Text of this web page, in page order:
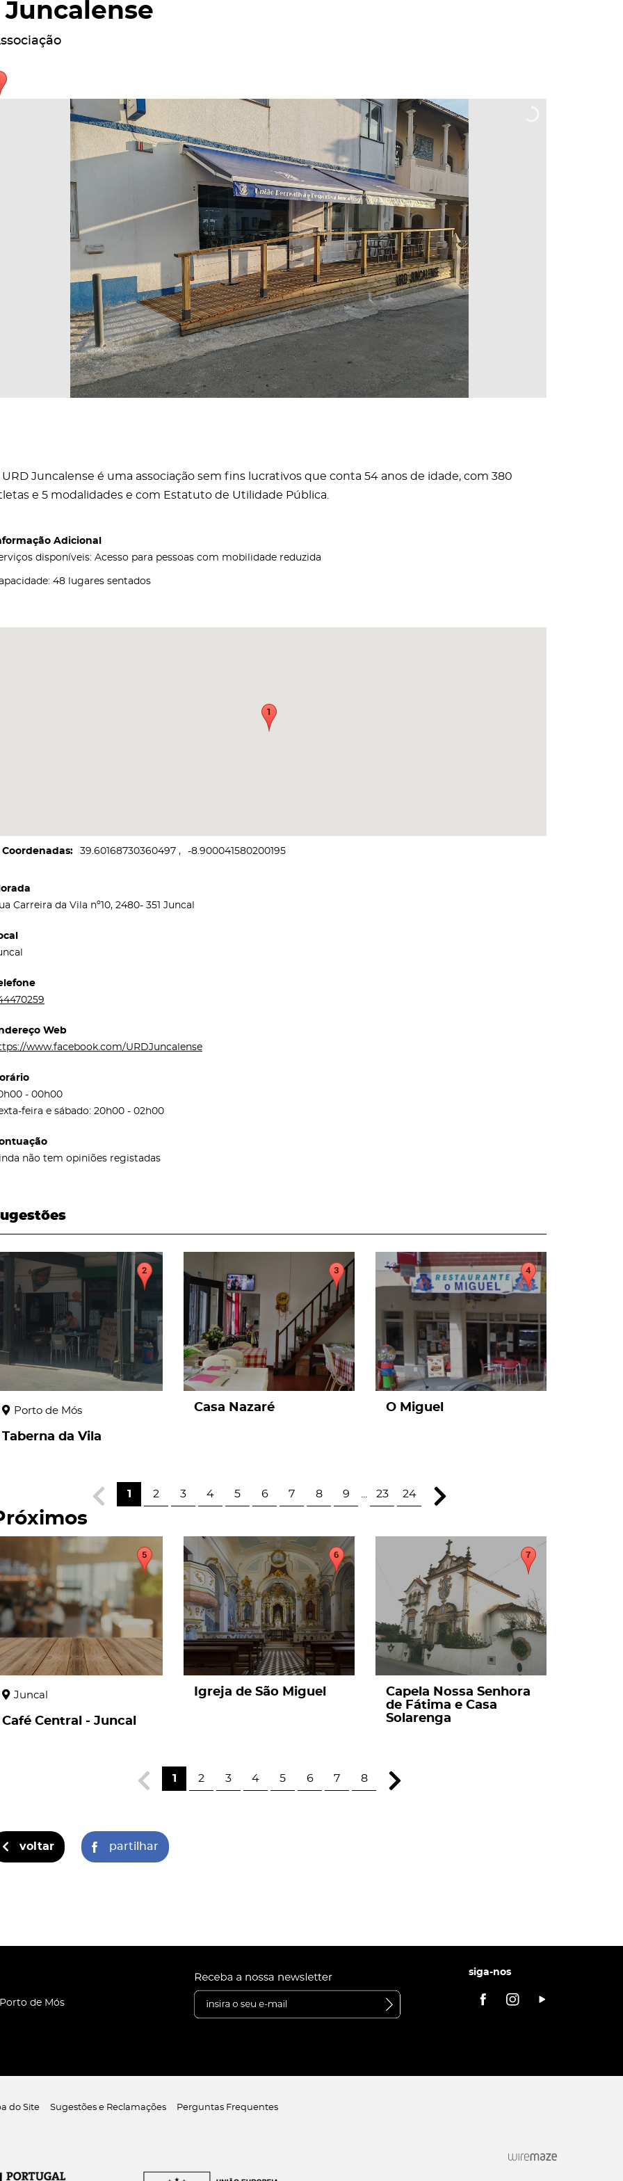
Juncalense
URD Juncalense é uma associação sem fins lucrativos que conta 54 anos de idade, com 380
e 5 modalidades e com Estatuto de Utilidade Pública.
Adicional
disponíveis: Acesso para pessoas com mobilidade reduzida
48 lugares sentados
Coordenadas 39.60168730360497 -8.900041580200195
Carreira da Vila nº10, 2480- 351 Juncal
Web
www.facebook.com/URDJuncalense
- 00h00
feira e sábado: 20h00 - 02h00
não tem opiniões registadas
Porto de Mós
Taberna da Vila
Casa Nazaré
page
O Miguel
1 2 3 4 5 6 7 8 9 23 24
Juncal
Café Central - Juncal
page
Igreja de São Miguel
Capela Nossa Senhora
de Fátima e Casa
Solarenga
1 2 3 4 5 6 7 8
voltar partilhar
de Mós
siga-nos
do Site Sugestões e Reclamações Perguntas Frequentes